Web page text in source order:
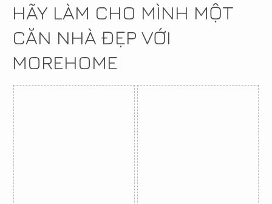
HÃY LÀM CHO MÌNH MỘT
CĂN NHÀ ĐẸP VỚI
MOREHOME